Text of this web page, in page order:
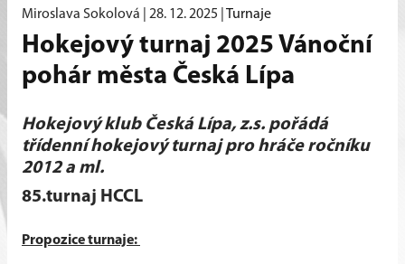
Miroslava Sokolová | 28. 12. 2025 Turnaje
Hokejový turnaj 2025 Vánoční
pohár města Česká Lípa
Hokejový klub Česká Lípa, z.s. pořádá
třídenní hokejový turnaj pro hráče ročníku
2012 a ml.
85.turnaj HCCL
Propozice turnaje: